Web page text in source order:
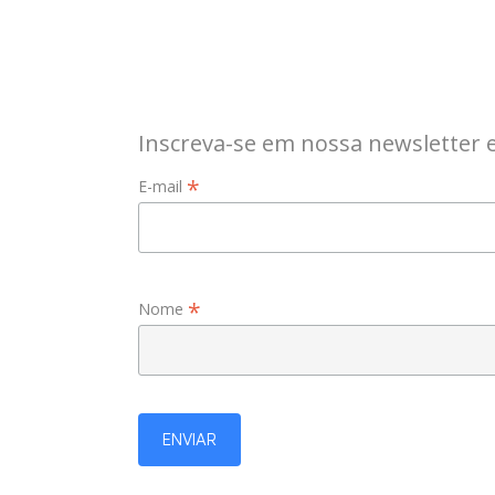
Inscreva-se em nossa newsletter
E-mail *
Nome *